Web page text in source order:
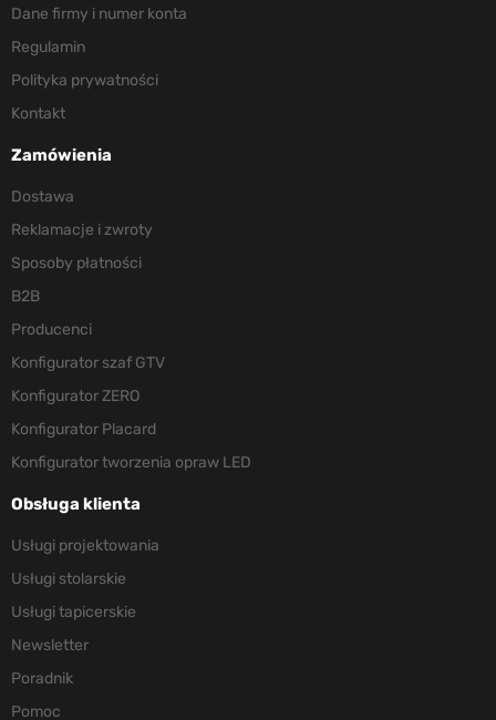
Dane firmy i numer konta
Regulamin
Polityka prywatności
Kontakt
Zamówienia
Dostawa
Reklamacje i zwroty
Sposoby płatności
B2B
Producenci
Konfigurator szaf GTV
Konfigurator ZERO
Konfigurator Placard
Konfigurator tworzenia opraw LED
Obsługa klienta
Usługi projektowania
Usługi stolarskie
Usługi tapicerskie
Newsletter
Poradnik
Pomoc